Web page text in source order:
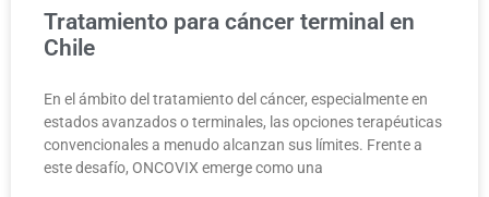
Tratamiento para cáncer terminal en
Chile
En el ámbito del tratamiento del cáncer, especialmente en
estados avanzados o terminales, las opciones terapéuticas
convencionales a menudo alcanzan sus límites. Frente a
este desafío, ONCOVIX emerge como una